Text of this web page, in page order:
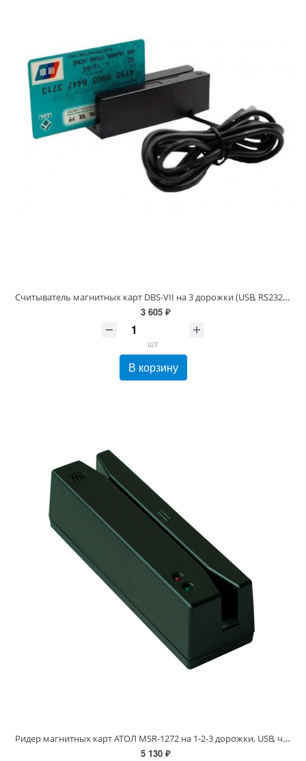
Считыватель магнитных карт DBS-VII на 3 дорожки (USB, RS232, черный)
3 605 ₽
шт
В корзину
Ридер магнитных карт АТОЛ MSR-1272 на 1-2-3 дорожки, USB, черный (36 554)
5 130 ₽